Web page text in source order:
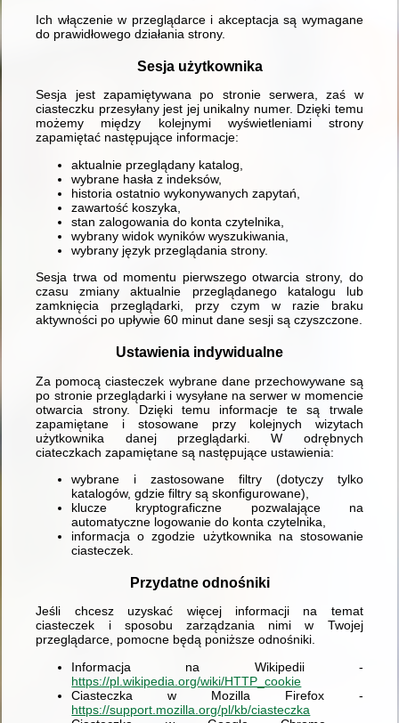
Ich włączenie w przeglądarce i akceptacja są wymagane
do prawidłowego działania strony.
Sesja użytkownika
Sesja jest zapamiętywana po stronie serwera, zaś w
ciasteczku przesyłany jest jej unikalny numer. Dzięki temu
możemy między kolejnymi wyświetleniami strony
zapamiętać następujące informacje:
aktualnie przeglądany katalog,
wybrane hasła z indeksów,
historia ostatnio wykonywanych zapytań,
zawartość koszyka,
stan zalogowania do konta czytelnika,
wybrany widok wyników wyszukiwania,
wybrany język przeglądania strony.
Sesja trwa od momentu pierwszego otwarcia strony, do
czasu zmiany aktualnie przeglądanego katalogu lub
zamknięcia przeglądarki, przy czym w razie braku
aktywności po upływie 60 minut dane sesji są czyszczone.
Ustawienia indywidualne
Za pomocą ciasteczek wybrane dane przechowywane są
po stronie przeglądarki i wysyłane na serwer w momencie
otwarcia strony. Dzięki temu informacje te są trwale
zapamiętane i stosowane przy kolejnych wizytach
użytkownika danej przeglądarki. W odrębnych
ciateczkach zapamiętane są następujące ustawienia:
wybrane i zastosowane filtry (dotyczy tylko
katalogów, gdzie filtry są skonfigurowane),
klucze kryptograficzne pozwalające na
automatyczne logowanie do konta czytelnika,
informacja o zgodzie użytkownika na stosowanie
ciasteczek.
Przydatne odnośniki
Jeśli chcesz uzyskać więcej informacji na temat
ciasteczek i sposobu zarządzania nimi w Twojej
przeglądarce, pomocne będą poniższe odnośniki.
Informacja na Wikipedii -
https://pl.wikipedia.org/wiki/HTTP_cookie
Ciasteczka w Mozilla Firefox -
https://support.mozilla.org/pl/kb/ciasteczka